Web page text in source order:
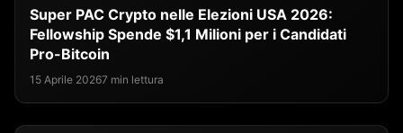
Super PAC Crypto nelle Elezioni USA 2026:
Fellowship Spende $1,1 Milioni per i Candidati
Pro-Bitcoin
15 Aprile 20267 min lettura